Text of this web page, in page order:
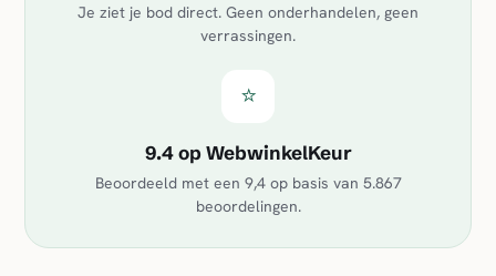
Je ziet je bod direct. Geen onderhandelen, geen
verrassingen.
⭐
9.4 op WebwinkelKeur
Beoordeeld met een 9,4op basis van 5.867
beoordelingen.